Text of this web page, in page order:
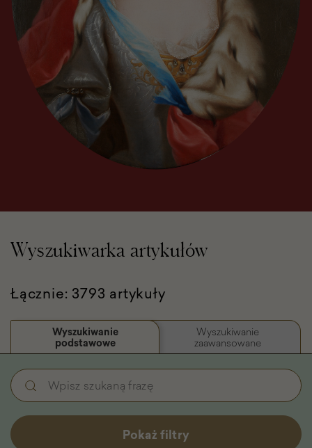
Wyszukiwarka artykułów
Łącznie: 3793 artykuły
Wyszukiwanie
podstawowe
Wyszukiwanie
zaawansowane
Wyszukiwanie
podstawowe
-
Filtry
Wpisz
szukaną
frazę
Pokaż filtry